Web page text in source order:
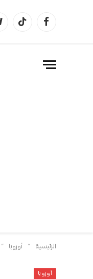
فيسبوكتيكتوك
الرئيسية » أوروبا »
أوروبا